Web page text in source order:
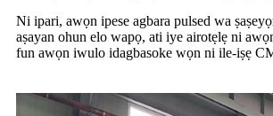
Ni ipari, awọn ipese agbara pulsed wa
aṣayan ohun elo wapọ, ati iye airotẹlẹ ni
fun awọn iwulo idagbasoke wọn ni ile-iṣẹ